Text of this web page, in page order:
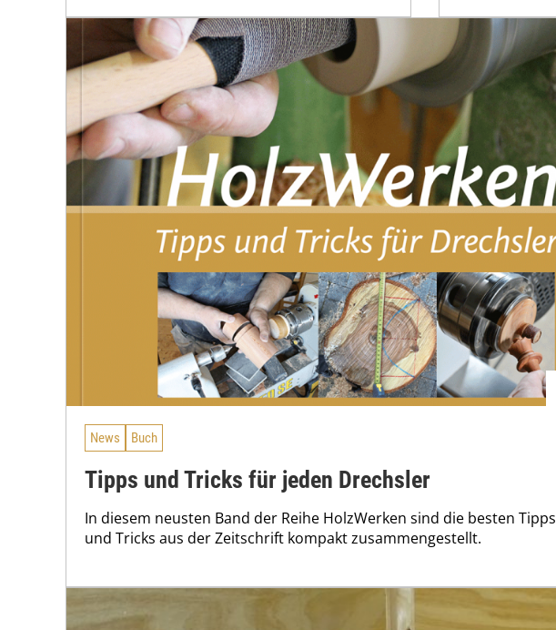
News Buch
Tipps und Tricks für jeden Drechsler
In diesem neusten Band der Reihe HolzWerken sind die besten Tipps
und Tricks aus der Zeitschrift kompakt zusammengestellt.